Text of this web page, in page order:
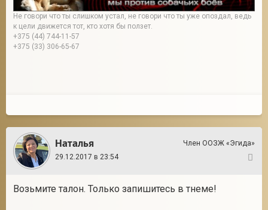
Не говори что ты слишком устал, не говори что ты уже опоздал, ведь
к цели движется тот, кто хотя бы ползет.
+375 (44) 744-11-57
+375 (33) 306-65-67
Наталья
Член ООЗЖ «Эгида»
29.12.2017 в 23:54
Возьмите талон. Только запишитесь в тнеме!